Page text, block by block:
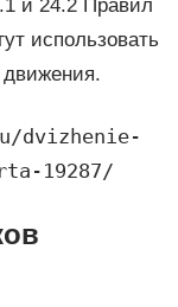
и 24.2 Правил
использовать
dvizhenie-
19287/